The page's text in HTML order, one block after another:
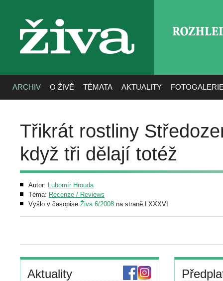
živa
ARCHIV O ŽIVĚ TÉMATA AKTUALITY
Třikrát rostliny
když tři dělají totéž
Autor: Lubomír Hrouda
Téma: Recenze / Reviews
Vyšlo v časopise Živa 6/2008 na straně LXXXVI
Aktuality